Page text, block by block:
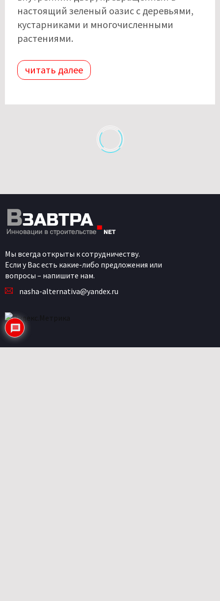
настоящий зеленый оазис с деревьями,
кустарниками и многочисленными
растениями.
читать далее
Мы всегда открыты к сотрудничеству.
Если у Вас есть какие-либо предложения или
вопросы – напишите нам.
nasha-alternativa@yandex.ru